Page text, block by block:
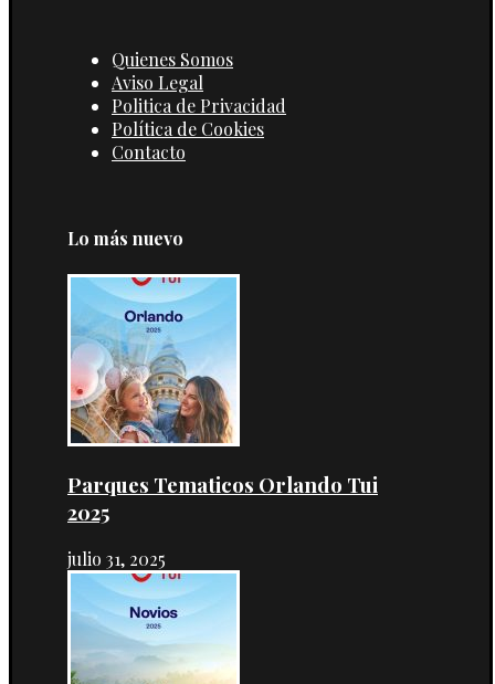
Quienes Somos
Aviso Legal
Politica de Privacidad
Política de Cookies
Contacto
Lo más nuevo
Parques Tematicos Orlando Tui
2025
julio 31, 2025